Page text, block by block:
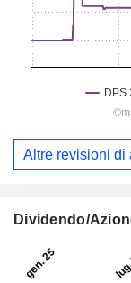
Altre revisioni di
Dividendo/